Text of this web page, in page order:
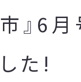
市』6
した!